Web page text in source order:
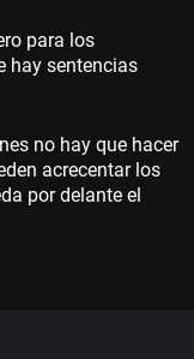
para los
hay sentencias
no hay que hacer
acrecentar los
por delante el